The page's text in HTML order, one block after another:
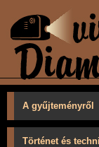
A gyűjteményről
Történet és